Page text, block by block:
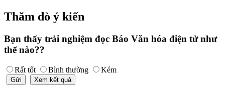
Thăm dò ý kiến
Bạn thấy trải nghiệm đọc Báo Văn hóa điện tử như
thế nào??
Rất tốt Bình thường Kém
Gửi Xem kết quả